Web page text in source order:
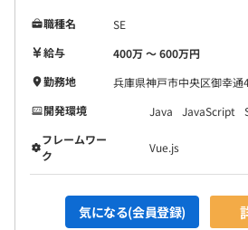
職種名
SE
給与
400万 〜 600万円
勤務地
兵庫県神戸市中央区御幸通
開発環境
Java JavaScript
フレームワー
ク
Vue.js
気になる(会員登録)